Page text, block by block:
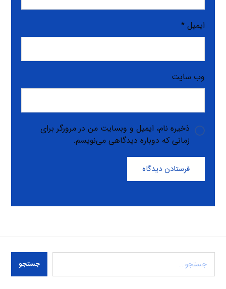
ایمیل*
وب‌ سایت
ذخیره نام، ایمیل و وبسایت من در مرورگر برای
زمانی که دوباره دیدگاهی می‌نویسم.
فرستادن دیدگاه
جستجو